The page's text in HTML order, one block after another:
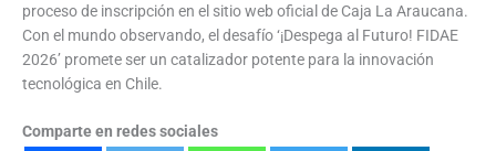
proceso de inscripción en el sitio web oficial de Caja La Araucana.
Con el mundo observando, el desafío ‘¡Despega al Futuro! FIDAE
2026’ promete ser un catalizador potente para la innovación
tecnológica en Chile.
Comparte en redes sociales